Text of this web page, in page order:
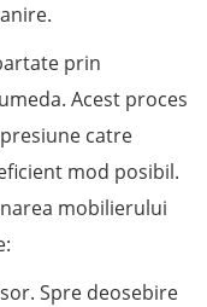
prin
Acest proces
catre
mod posibil.
mobilierului
Spre deosebire